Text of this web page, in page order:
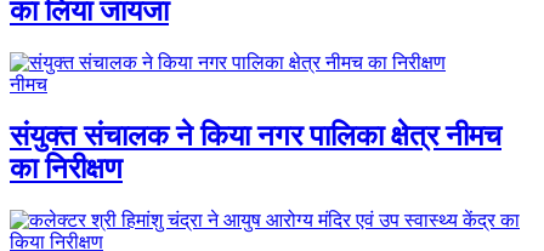
का लिया जायजा
नीमच
संयुक्त संचालक ने किया नगर पालिका क्षेत्र नीमच
का निरीक्षण